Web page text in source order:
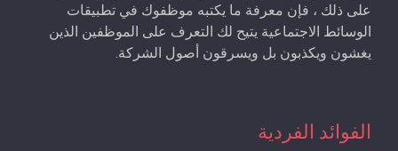
على ذلك ، فإن معرفة ما يكتبه موظفوك في تطبيقات
الوسائط الاجتماعية يتيح لك التعرف على الموظفين الذين
يغشون ويكذبون بل ويسرقون أصول الشركة.
الفوائد الفردية